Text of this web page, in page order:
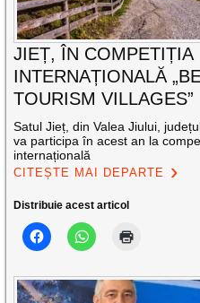
JIEȚ, ÎN COMPETIȚIA
INTERNAȚIONALĂ
TOURISM VILLAGES”
Satul Jieț, din Valea Jiului,
va participa în acest an la
internațională
CITEȘTE MAI DEPARTE
Distribuie acest articol